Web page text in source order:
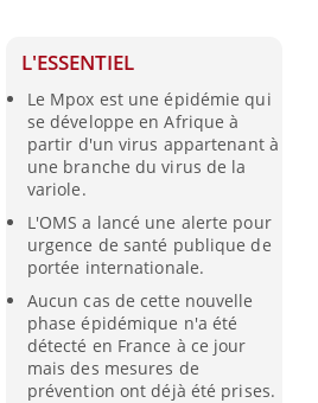
L'ESSENTIEL
Le Mpox est une épidémie qui
se développe en Afrique à
partir d'un virus appartenant à
une branche du virus de la
variole.
L'OMS a lancé une alerte pour
urgence de santé publique de
portée internationale.
Aucun cas de cette nouvelle
phase épidémique n'a été
détecté en France à ce jour
mais des mesures de
prévention ont déjà été prises.